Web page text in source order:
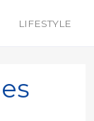
LIFESTYLE